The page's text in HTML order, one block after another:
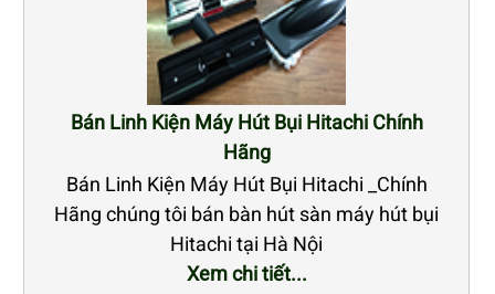
Bán Linh Kiện Máy Hút Bụi Hitachi Chính
Hãng
Bán Linh Kiện Máy Hút Bụi Hitachi _Chính
Hãng chúng tôi bán bàn hút sàn máy hút bụi
Hitachi tại Hà Nội
Xem chi tiết...